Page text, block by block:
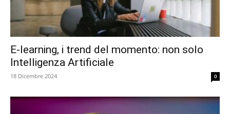
E-learning, i trend del momento: non solo
Intelligenza Artificiale
18 Dicembre 2024 0